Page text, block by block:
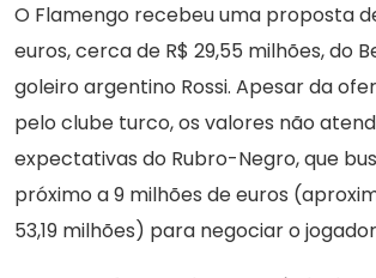
O Flamengo recebeu uma proposta
euros, cerca de R$ 29,55 milhões, do
goleiro argentino Rossi. Apesar da
pelo clube turco, os valores não
expectativas do Rubro-Negro, que
próximo a 9 milhões de euros
53,19 milhões) para negociar o